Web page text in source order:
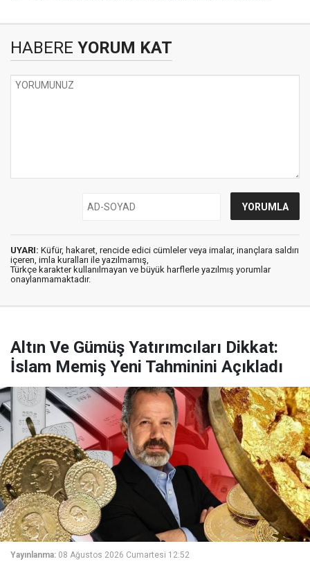
HABERE YORUM KAT
UYARI: Küfür, hakaret, rencide edici cümleler veya imalar, inançlara saldırı
içeren, imla kuralları ile yazılmamış,
Türkçe karakter kullanılmayan ve büyük harflerle yazılmış yorumlar
onaylanmamaktadır.
Altın Ve Gümüş Yatırımcıları Dikkat:
İslam Memiş Yeni Tahminini Açıkladı
Yayınlanma: 08 Ağustos 2026 Cumartesi 12:52